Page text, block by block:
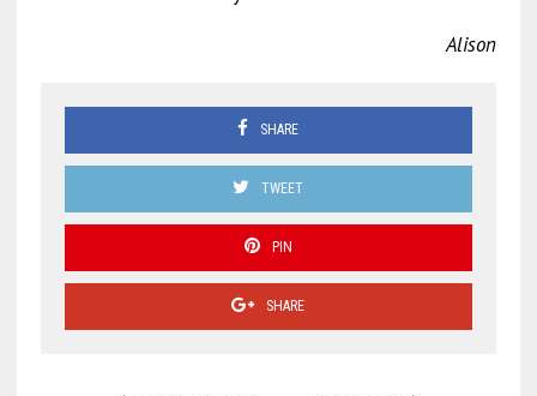
Alison
SHARE
TWEET
PIN
SHARE